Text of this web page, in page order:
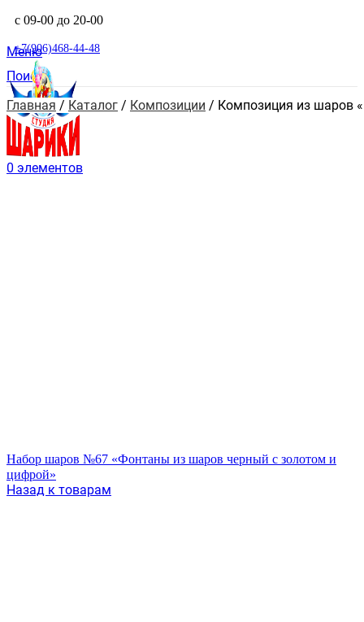
с 09-00 до 20-00
+7(906)468-44-48
Поиск
Меню
0 элементов
Главная / Каталог / Композиции / Композиция из шаров
Набор шаров №67 «Фонтаны из шаров черный с золотом и
цифрой»
Назад к товарам